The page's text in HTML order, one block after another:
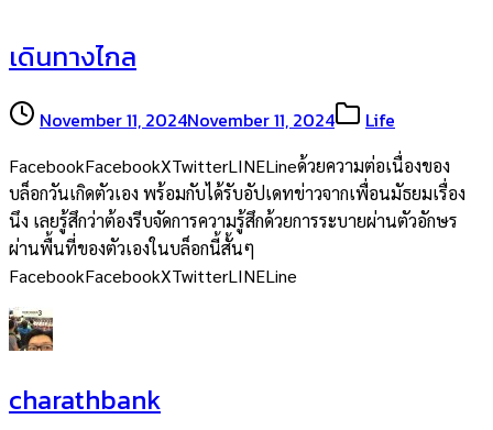
เดินทางไกล
November 11, 2024November 11, 2024 Life
FacebookFacebookXTwitterLINELineด้วยความต่อเนื่องของ
บล็อกวันเกิดตัวเอง พร้อมกับได้รับอัปเดทข่าวจากเพื่อนมัธยมเรื่อง
นึง เลยรู้สึกว่าต้องรีบจัดการความรู้สึกด้วยการระบายผ่านตัวอักษร
ผ่านพื้นที่ของตัวเองในบล็อกนี้สั้นๆ
FacebookFacebookXTwitterLINELine
charathbank